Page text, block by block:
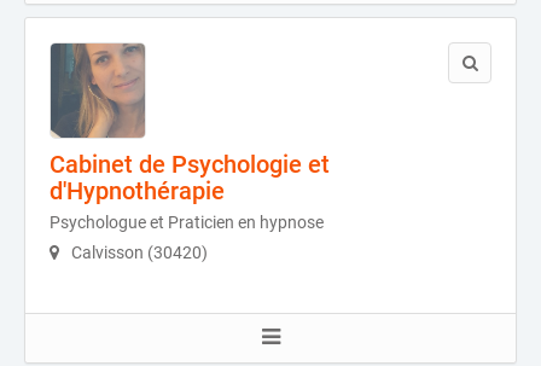
Cabinet de Psychologie et
d'Hypnothérapie
Psychologue et Praticien en hypnose
Calvisson (30420)